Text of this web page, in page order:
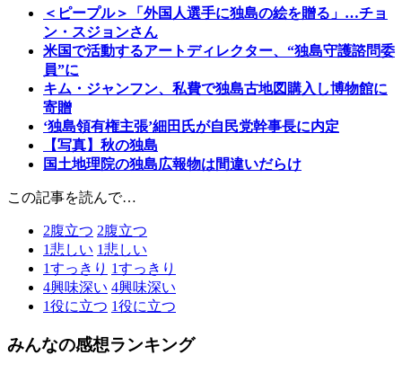
＜ピープル＞「外国人選手に独島の絵を贈る」…チョ
ン・スジョンさん
米国で活動するアートディレクター、“独島守護諮問委
員”に
キム・ジャンフン、私費で独島古地図購入し博物館に
寄贈
‘独島領有権主張’細田氏が自民党幹事長に内定
【写真】秋の独島
国土地理院の独島広報物は間違いだらけ
この記事を読んで…
2腹立つ 2腹立つ
1悲しい 1悲しい
1すっきり 1すっきり
4興味深い 4興味深い
1役に立つ 1役に立つ
みんなの感想ランキング